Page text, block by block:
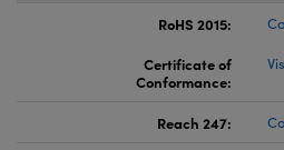
RoHS 2015:
Certificate of
Conformance:
Reach 247: